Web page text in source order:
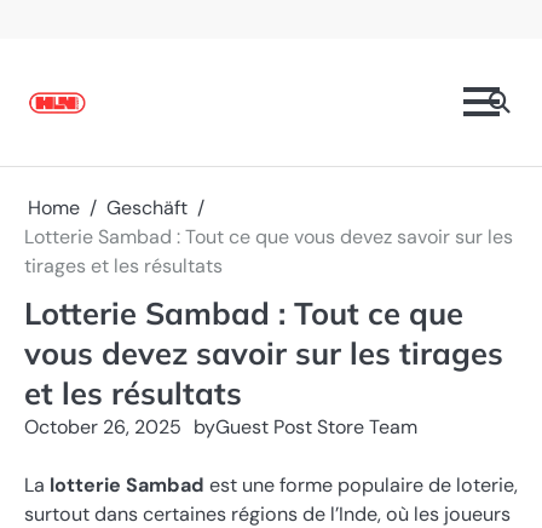
Home
Geschäft
Lotterie Sambad : Tout ce que vous devez savoir sur les
tirages et les résultats
Lotterie Sambad : Tout ce que
vous devez savoir sur les tirages
et les résultats
October 26, 2025 byGuest Post Store Team
La lotterie Sambad est une forme populaire de loterie,
surtout dans certaines régions de l’Inde, où les joueurs